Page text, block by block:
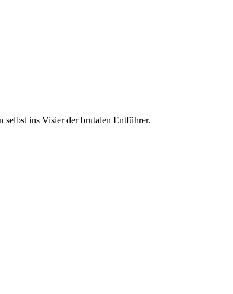
ins Visier der brutalen Entführer.